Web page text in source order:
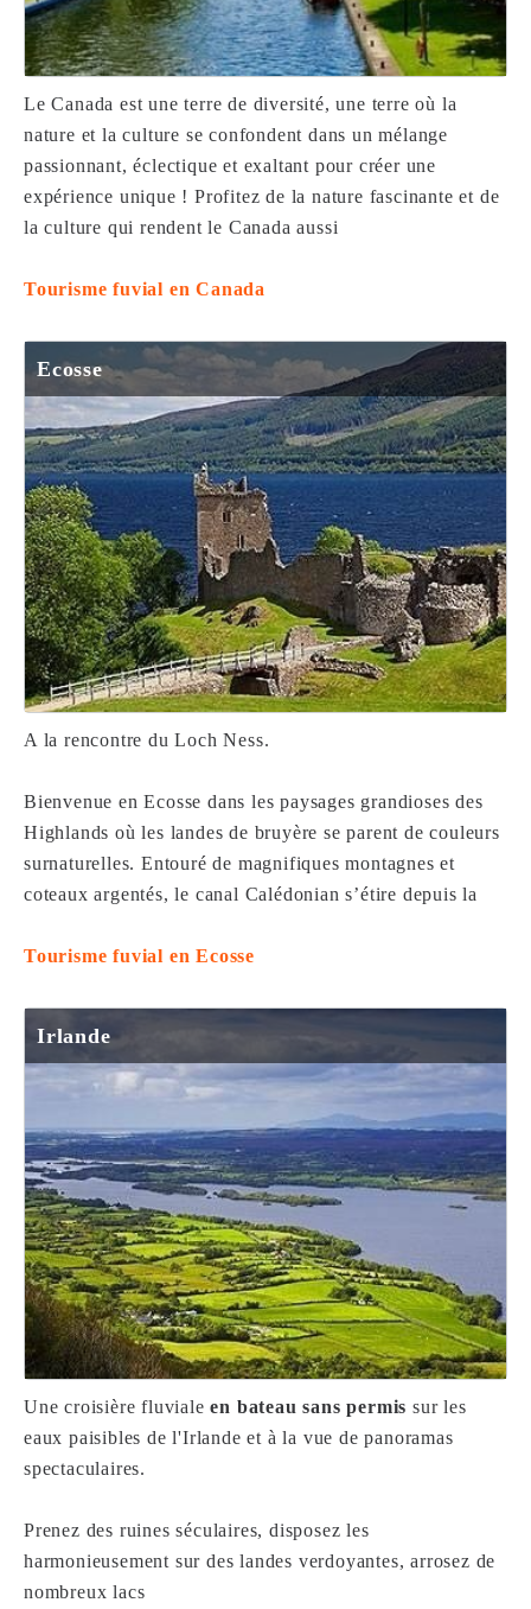
Le Canada est une terre de diversité, une terre où la
nature et la culture se confondent dans un mélange
passionnant, éclectique et exaltant pour créer une
expérience unique ! Profitez de la nature fascinante et de
la culture qui rendent le Canada aussi
Tourisme fuvial en Canada
Ecosse
A la rencontre du Loch Ness.
Bienvenue en Ecosse dans les paysages grandioses des
Highlands où les landes de bruyère se parent de couleurs
surnaturelles. Entouré de magnifiques montagnes et
coteaux argentés, le canal Calédonian s’étire depuis la
Tourisme fuvial en Ecosse
Irlande
Une croisière fluvialeen bateau sans permis sur les
eaux paisibles de l'Irlande et à la vue de panoramas
spectaculaires.
Prenez des ruines séculaires, disposez les
harmonieusement sur des landes verdoyantes, arrosez de
nombreux lacs
Continuer sans accepter →
Notre site www.en-bateau.comutilise des cookies afin
de rendre vos visites plus efficaces et d'améliorer
votre expérience de navigation. Nous vous invitons à
accepterces cookies ainsi que les implications
associées à l'utilisation de vos données personnelles ?
Vous pouvez retirer votre consentement à tout moment
en cliquant sur vos choix correspondant ou en
consultant notrePolitique de confidentialité
Configurer
Accepter
Politique de confidentialité et de cookies